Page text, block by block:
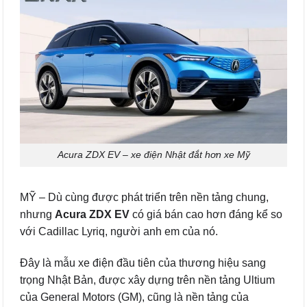
Acura ZDX EV – xe điện Nhật đắt hơn xe Mỹ
MỸ – Dù cùng được phát triển trên nền tảng chung,
nhưng Acura ZDX EV có giá bán cao hơn đáng kể so
với Cadillac Lyriq, người anh em của nó.
Đây là mẫu xe điện đầu tiên của thương hiệu sang
trọng Nhật Bản, được xây dựng trên nền tảng Ultium
của General Motors (GM), cũng là nền tảng của